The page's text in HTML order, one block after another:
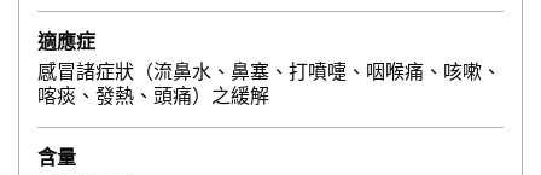
適應症
感冒諸症狀（流鼻水、鼻塞、打噴嚏、咽喉痛、咳嗽、
喀痰、發熱、頭痛）之緩解
含量